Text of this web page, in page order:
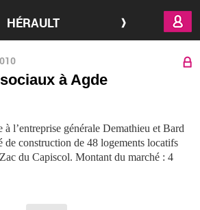
HÉRAULT
à Agde
l’entreprise générale Demathieu et Bard
construction de 48 logements locatifs
du Capiscol. Montant du marché : 4